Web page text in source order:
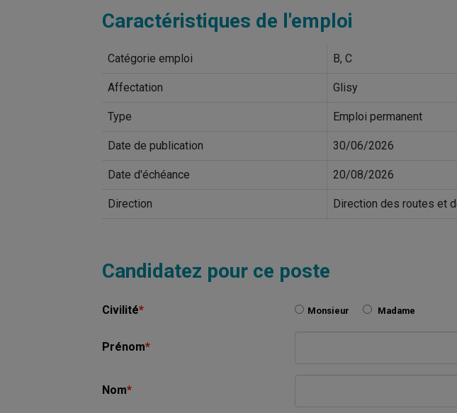
ENTREPRISE
ETABLISSEMENT PUBLIC
ETABLISSEMENT SCOLAIRE
PARTICULIER
PERSONNE ÂGÉE
TOURISME
ROUTES ET MOBILITÉ
FLEUVE, CANAL, VALLÉE
ENVIRONNEMENT
SÉCURITÉ CIVILE ET SANITAIRE
CULTURE ET PATRIMOINE
Caractéristiques de l'emploi
Catégorie emploi B, C
Affectation Glisy
Type Emploi permanent
Date de publication 30/06/2026
Date d'échéance 20/08/2026
Direction Direction des routes et
Candidatez pour ce poste
Civilité* Monsieur Madame
Prénom*
Nom*